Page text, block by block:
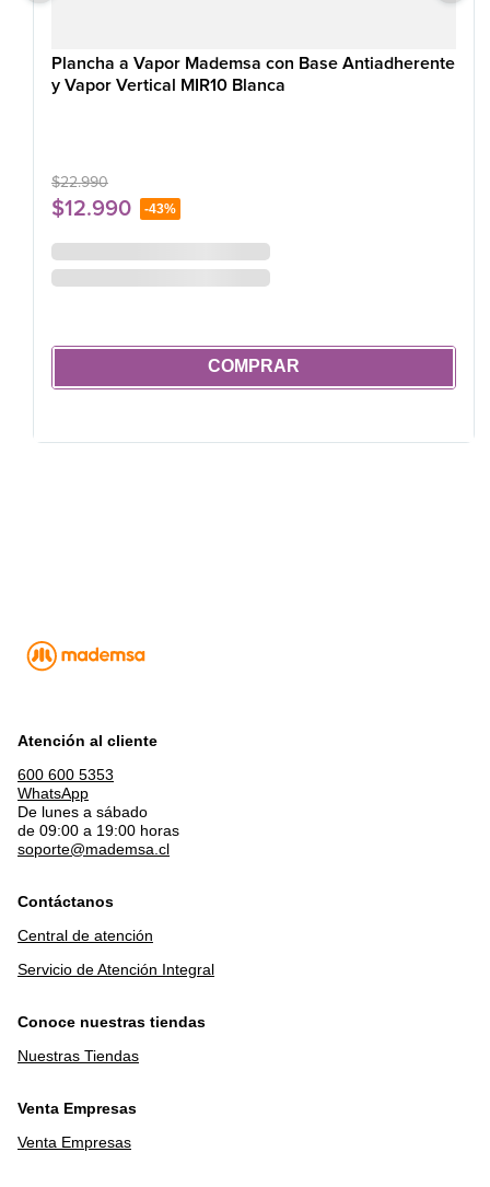
Plancha a Vapor Mademsa con Base Antiadherente
y Vapor Vertical MIR10 Blanca
$22.990
$12.990 -43%
COMPRAR
Atención al cliente
600 600 5353
WhatsApp
De lunes a sábado
de 09:00 a 19:00 horas
soporte@mademsa.cl
Contáctanos
Central de atención
Servicio de Atención Integral
Conoce nuestras tiendas
Nuestras Tiendas
Venta Empresas
Venta Empresas